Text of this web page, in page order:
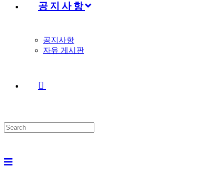
공지사항
공지사항
자유 게시판
Search
this